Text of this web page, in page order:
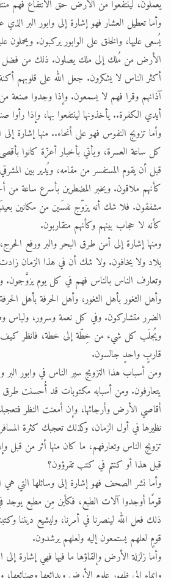
يعملون، لينتفعوا من الأرض حق الانتفاع فهم
وأما تعطيل العشار فهو إشارة إلى وابور البر
يُسعى عليها، والخلق على الوابور يركبون. ويحملون
الأرض من مُلك إلى ملك يصلون. ذلك من فضل
أكثر الناس لا يشكرون. جعل الله على قلوبهم
آذانهم وقرا فهم لا يسمعون. وإذا وجدوا صنعة
أيدي الكفرة.. يأخذونها لينتفعوا بها، وإذا رأوا
وأما تزويج النفوس فهو على أنحاء.. منها إشارة
كل ساعة العسرة، ويأتي بأخبار أعزّة كانوا
قبل أن يقوم المستفسر من مقامه، ويُدير بين
كأنهم ملاقون. ويخبر المضطرين بأسرع ساعة
مشفقون. فلا شك أنه يزوّج نفسَين من مكانين
كأنه لا حجاب بينهم وكأنهم متقاربون.
ومنها إشارة إلى أمن طرق البحر والبر ورفع
بلاد ولا يخافون. ولا شك أن في هذا الزمان زادت
وتعارف الناس بالناس فهم في كل يوم يزوَّجون.
وأهل الثغور بأهل الثغور، وأهل الحرفة بأهل
الضرر متشاركون. وفي كل نعمة وسرور، ولباس
ويُجلَب كل شيء من خِطّة إلى خطة، فانظر كيف
قاربٍ واحدٍ جالسون.
ومن أسباب هذا التزويج سير الناس في وابور البر
يتعارفون. ومن أسبابه مكتوبات قد أُحسنت طرق
أقاصي الأرض وأرجائها، وإن أمعنت النظر
نظيرها في أول الزمان، وكذلك تعجبك كثرة
تزويج الناس وتعارفهم، ما كان منها أثر من قبل
قبل هذا أو كنتم في كتب تقرؤون؟
وأما نشر الصحف فهو إشارة إلى وسائلها التي هي
قومًا أوجدوا آلات الطبع، فكأين مِن مطبع يوجد
ذلك فعل الله لينصرنا في أمرنا، وليشيع ديننا
قومٍ لعلهم يستمعون إليه ولعلهم يرشدون.
وأما زلزلة الأرض وإلقاؤها ما فيها فهي إشارة إلى